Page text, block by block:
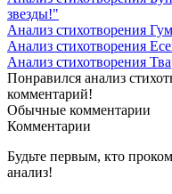
звезды!"
Анализ стихотворения
Анализ стихотворения
Анализ стихотворения
Понравился анализ
комментарий!
Обычные комментарии
Комментарии
Будьте первым, кто
анализ!